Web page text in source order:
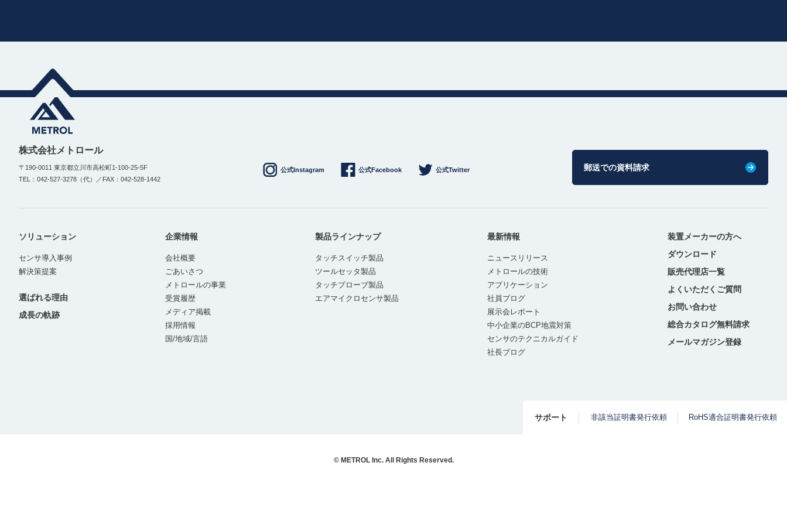
株式会社メトロール
〒190-0011 東京都立川市高松町1-100-25-5F
TEL：042-527-3278（代）／FAX：042-528-1442
公式Instagram 公式Facebook 公式Twitter 郵送での資料請求
ソリューション
センサ導入事例
解決策提案
選ばれる理由
成長の軌跡
企業情報
会社概要
ごあいさつ
メトロールの事業
受賞履歴
メディア掲載
採用情報
国/地域/言語
製品ラインナップ
タッチスイッチ製品
ツールセッタ製品
タッチプローブ製品
エアマイクロセンサ製品
最新情報
ニュースリリース
メトロールの技術
アプリケーション
社員ブログ
展示会レポート
中小企業のBCP地震対策
センサのテクニカルガイド
社長ブログ
装置メーカーの方へ
ダウンロード
販売代理店一覧
よくいただくご質問
お問い合わせ
総合カタログ無料請求
メールマガジン登録
サポート 非該当証明書発行依頼 RoHS適合証明書発行依頼
© METROL Inc. All Rights Reserved.